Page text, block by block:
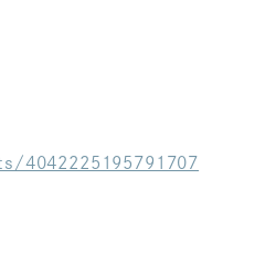
4042225195791707